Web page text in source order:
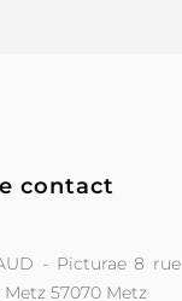
contact
- Picturae 8 rue
57070 Metz